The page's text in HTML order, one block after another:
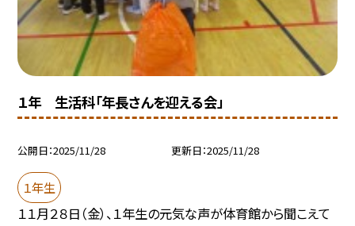
１年 生活科「年長さんを迎える会」
公開日 2025/11/28 更新日 2025/11/28
１年生
１１月２８日（金）、１年生の元気な声が体育館から聞こえて